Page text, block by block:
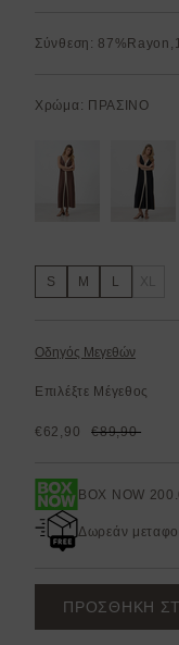
Σύνθεση:
Χρώμα: ΠΡΑΣΙΝΟ
S M L
Οδηγός Μεγεθών
Επιλέξτε Μέγεθος
€62,90 €89,90
BOX NOW
Δωρεάν
ΠΡΟΣΘΗΚΗ